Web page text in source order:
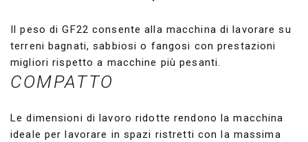
Il peso di GF22 consente alla macchina di lavorare su
terreni bagnati, sabbiosi o fangosi con prestazioni
migliori rispetto a macchine più pesanti.
COMPATTO
Le dimensioni di lavoro ridotte rendono la macchina
ideale per lavorare in spazi ristretti con la massima